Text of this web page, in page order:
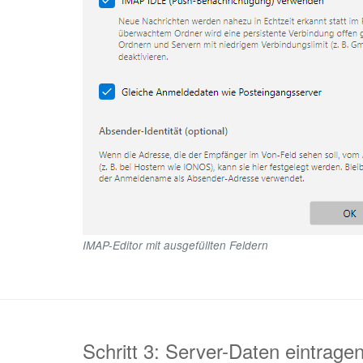
IMAP-Editor mit ausgefüllten Feldern
Schritt 3: Server-Daten